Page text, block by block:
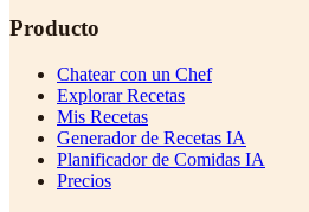
Producto
Chatear con un Chef
Explorar Recetas
Mis Recetas
Generador de Recetas IA
Planificador de Comidas IA
Precios